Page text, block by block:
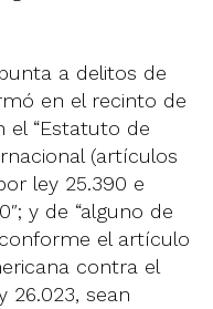
a delitos de
en el recinto de
el “Estatuto de
(artículos
ley 25.390 e
y de “alguno de
el artículo
contra el
26.023, sean